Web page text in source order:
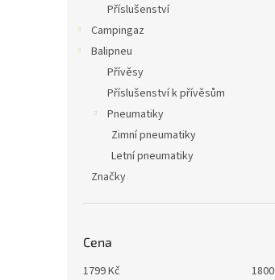
Příslušenství
Campingaz
Balipneu
Přívěsy
Příslušenství k přívěsům
Pneumatiky
Zimní pneumatiky
Letní pneumatiky
Značky
Cena
1799Kč 1800